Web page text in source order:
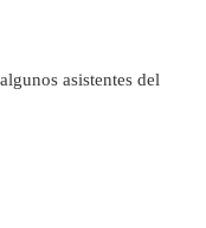
asistentes del